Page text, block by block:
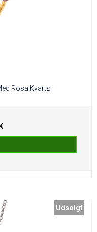
Rosa Kvarts
Udsolgt